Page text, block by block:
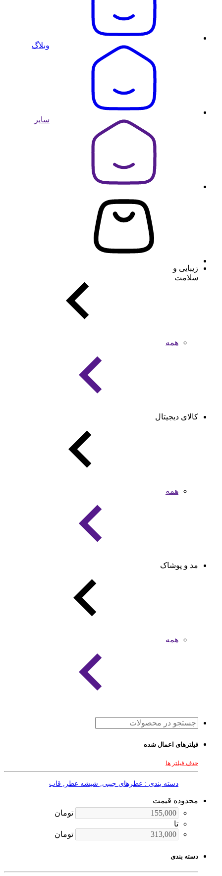
وبلاگ
سایر
زیبایی و
سلامت
همه
کالای دیجیتال
همه
مد و پوشاک
همه
فیلترهای اعمال شده
حذف فیلتر ها
دسته بندی : عطرهای جیبی, شیشه عطر, قاب
محدوده قیمت
تومان
تا
تومان
دسته بندی